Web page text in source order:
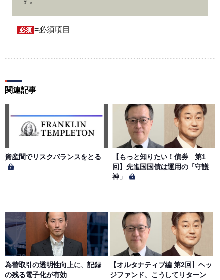
ユーザー名およびパスワードの利用、管理は会員の自己責
任において行うものとします。会員は、ユーザー名および
パスワードの第三者への漏洩、利用許諾、貸与、譲渡、名
用によって生じた損害の責任は、会員が負うものとし、当
第５条（著作権）
本サイトに掲載された情報、写真、その他の著作物は、当
社もしくは著作物の著作者または著作権者に帰属するもの
とします。会員は、当社著作物について複製、転用、公衆
送信、譲渡、翻案および翻訳などの著作権、商標権などを
侵害する行為を行ってはならないものとします。
第６条（サービス内容の停止・変更）
サイトのサービス内容を変更する場合があります。
第７条（個人情報の取扱い）
当社は、会員の個人情報を別途オンライン上に掲示する
「プライバシーポリシー」に基づき、適切に取り扱うもの
必須 =必須項目
関連記事
資産間でリスクバランスをとる
【もっと知りたい！債券 第1
回】先進国国債は運用の「守護
神」
為替取引の透明性向上に、記録
の残る電子化が有効
【オルタナティブ編 第2回】ヘッ
ジファンド、こうしてリターン